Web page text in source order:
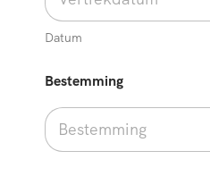
Datum
Bestemming